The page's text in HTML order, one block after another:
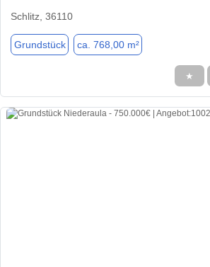
Schlitz, 36110
Grundstück ca. 768,00 m²
★